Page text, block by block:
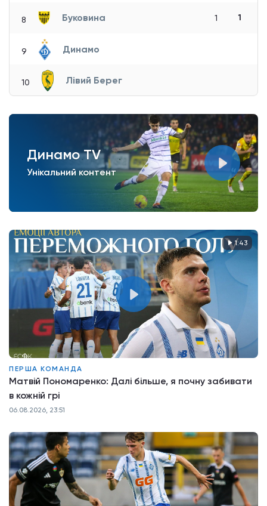
8 Буковина 1 1
9 Динамо
10 Лівий Берег
Динамо TV
Унікальний контент
1:43
ПЕРША КОМАНДА
Матвій Пономаренко: Далі більше, я почну забивати
в кожній грі
06.08.2026, 23:51